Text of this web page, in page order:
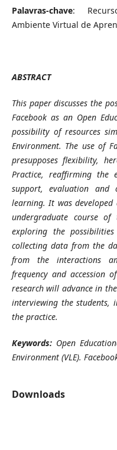
Palavras-chave:
Ambiente Virtual de
ABSTRACT
This paper discusses the
Facebook as an Open
possibility of resources
Environment. The use of
presupposes flexibility,
Practice, reaffirming the
support, evaluation and
learning. It was
undergraduate course of
exploring the
collecting data from the
from the interactions
frequency and accession
research will advance in
interviewing the students,
the practice.
Keywords: Open
Environment (VLE).
Downloads